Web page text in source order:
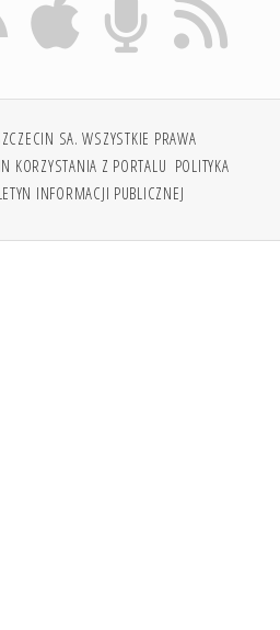
SA. WSZYSTKIE PRAWA
KORZYSTANIA Z PORTALU POLITYKA
INFORMACJI PUBLICZNEJ